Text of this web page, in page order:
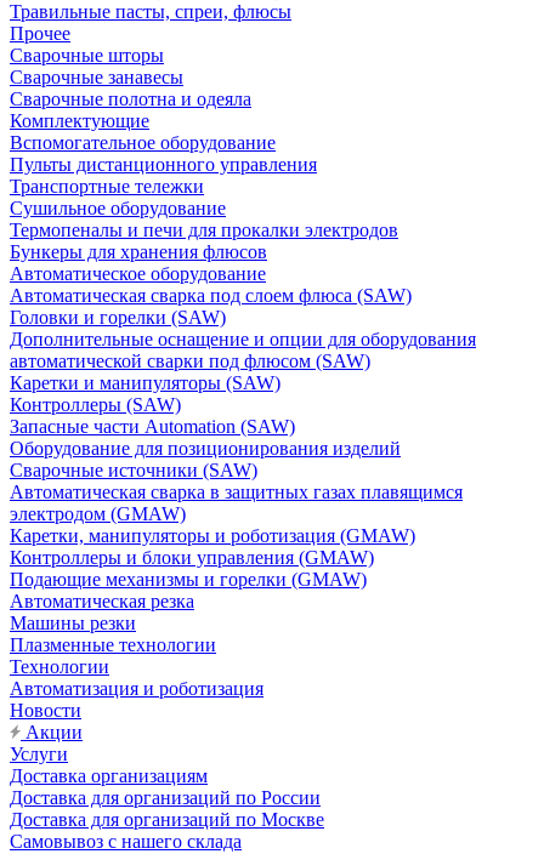
Травильные пасты, спреи, флюсы
Прочее
Сварочные шторы
Сварочные занавесы
Сварочные полотна и одеяла
Комплектующие
Вспомогательное оборудование
Пульты дистанционного управления
Транспортные тележки
Сушильное оборудование
Термопеналы и печи для прокалки электродов
Бункеры для хранения флюсов
Автоматическое оборудование
Автоматическая сварка под слоем флюса (SAW)
Головки и горелки (SAW)
Дополнительные оснащение и опции для оборудования
автоматической сварки под флюсом (SAW)
Каретки и манипуляторы (SAW)
Контроллеры (SAW)
Запасные части Automation (SAW)
Оборудование для позиционирования изделий
Сварочные источники (SAW)
Автоматическая сварка в защитных газах плавящимся
электродом (GMAW)
Каретки, манипуляторы и роботизация (GMAW)
Контроллеры и блоки управления (GMAW)
Подающие механизмы и горелки (GMAW)
Автоматическая резка
Машины резки
Плазменные технологии
Технологии
Автоматизация и роботизация
Новости
Акции
Услуги
Доставка организациям
Доставка для организаций по России
Доставка для организаций по Москве
Самовывоз с нашего склада